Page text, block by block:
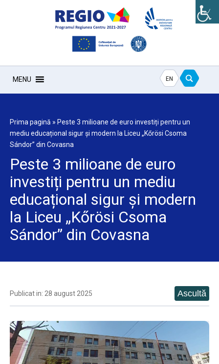
MENU EN
Prima pagină » Peste 3 milioane de euro investiți pentru un
mediu educațional sigur și modern la Liceu „Kőrösi Csoma
Sándor” din Covasna
Peste 3 milioane de euro
investiți pentru un mediu
educațional sigur și modern
la Liceu „Kőrösi Csoma
Sándor” din Covasna
Publicat in: 28 august 2025